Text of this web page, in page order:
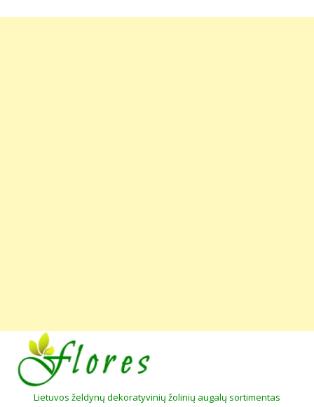
Lietuvos želdynų dekoratyvinių žolinių augalų sortimentas